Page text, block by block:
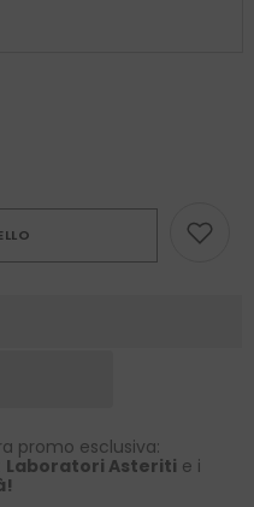
promo esclusiva:
Laboratori Asteriti e i